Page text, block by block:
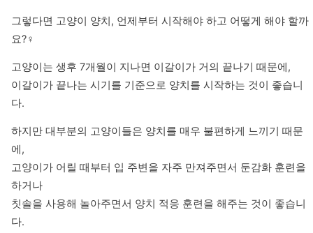
그렇다면 고양이 양치, 언제부터 시작해야 하고 어떻게 해야 할까
요?‍♀️
고양이는 생후 7개월이 지나면 이갈이가 거의 끝나기 때문에,
이갈이가 끝나는 시기를 기준으로 양치를 시작하는 것이 좋습니
다.
하지만 대부분의 고양이들은 양치를 매우 불편하게 느끼기 때문
에,
고양이가 어릴 때부터 입 주변을 자주 만져주면서 둔감화 훈련을
하거나
칫솔을 사용해 놀아주면서 양치 적응 훈련을 해주는 것이 좋습니
다.